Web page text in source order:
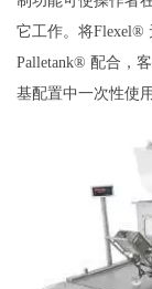
它工作。将Flexel®
Palletank® 配合，
基配置中一次性使